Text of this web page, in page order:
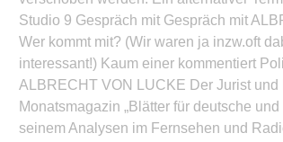
Studio 9 Gespräch mit Gespräch mit
Wer kommt mit? (Wir waren ja inzw.oft
interessant!) Kaum einer kommentiert
ALBRECHT VON LUCKE Der Jurist
Monatsmagazin „Blätter für deutsche
seinem Analysen im Fernsehen und